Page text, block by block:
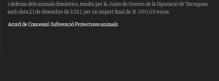
i defensa dels animals domèstics, resolta per la Junta de Govern de la Diputació de Tarragona
amb data 21 de desembre de 2021, per un import final de 15.000,00 euros.
Acord de Concessió Subvenció Protectores animals